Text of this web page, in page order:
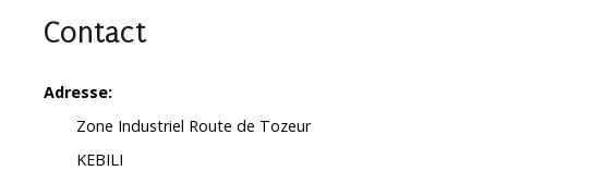
Contacter Nous
Contact
Adresse:
Zone Industriel Route de Tozeur
KEBILI